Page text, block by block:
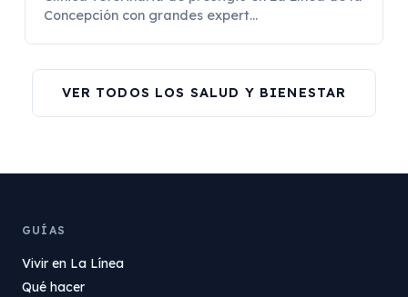
Concepción con grandes expert...
VER TODOS LOS SALUD Y BIENESTAR
GUÍAS
Vivir en La Línea
Qué hacer